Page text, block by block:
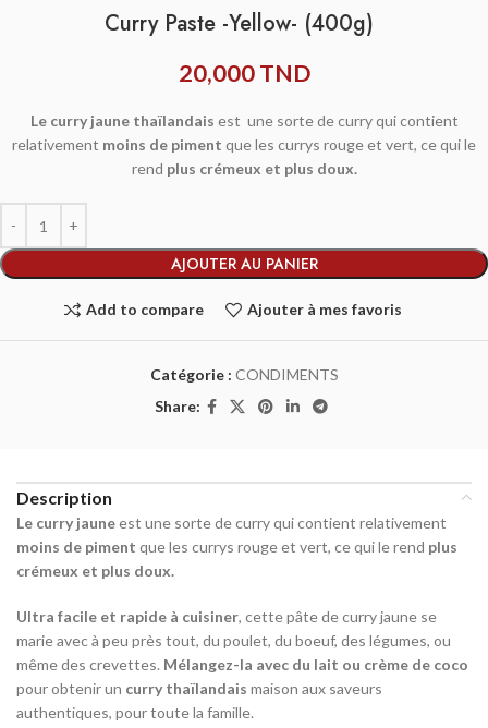
Curry Paste -Yellow- (400g)
20,000TND
Le curry jaune thaïlandais est une sorte de curry qui contient
relativement moins de piment que les currys rouge et vert, ce qui le
rend plus crémeux et plus doux.
AJOUTER AU PANIER
Add to compare Ajouter à mes favoris
Catégorie : CONDIMENTS
Share:
Description
Le curry jauneest une sorte de curry qui contient relativement
moins de piment que les currys rouge et vert, ce qui le rend plus
crémeux et plus doux.
Ultra facile et rapide à cuisiner, cette pâte de curry jaune se
marie avec à peu près tout, du poulet, du boeuf, des légumes, ou
même des crevettes. Mélangez-la avec du lait ou crème de coco
pour obtenir un curry thaïlandais maison aux saveurs
authentiques, pour toute la famille.